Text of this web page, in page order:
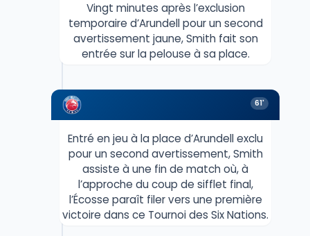
Vingt minutes après l’exclusion
temporaire d’Arundell pour un second
avertissement jaune, Smith fait son
entrée sur la pelouse à sa place.
61'
Entré en jeu à la place d’Arundell exclu
pour un second avertissement, Smith
assiste à une fin de match où, à
l’approche du coup de sifflet final,
l’Écosse paraît filer vers une première
victoire dans ce Tournoi des Six Nations.